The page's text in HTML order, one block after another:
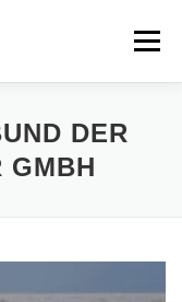
Menü
DER
GMBH